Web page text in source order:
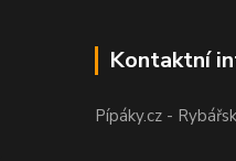
Kontaktní
Pípáky.cz -